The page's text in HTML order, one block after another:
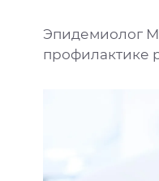
Эпидемиолог
профилактике